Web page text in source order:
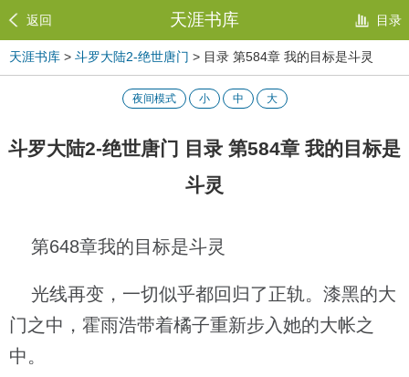
返回 天涯书库 目录
天涯书库 > 斗罗大陆2-绝世唐门 > 目录 第584章 我的目标是斗灵
夜间模式 小 中 大
斗罗大陆2-绝世唐门 目录 第584章 我的目标是
斗灵
第648章我的目标是斗灵
光线再变，一切似乎都回归了正轨。漆黑的大
门之中，霍雨浩带着橘子重新步入她的大帐之
中。